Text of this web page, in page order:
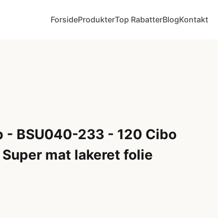
ForsideProdukterTop RabatterBlogKontakt
- BSU040-233 - 120 Cibo
mat lakeret folie